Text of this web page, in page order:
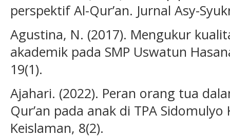
perspektif Al-Qur’an. Jurnal Asy-
Agustina, N. (2017). Mengukur
akademik pada SMP Uswatun
19(1).
Ajahari. (2022). Peran orang tua
Qur’an pada anak di TPA
Keislaman, 8(2).